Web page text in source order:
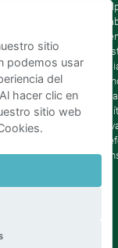
sitio
podemos usar
del
hacer clic en
sitio web